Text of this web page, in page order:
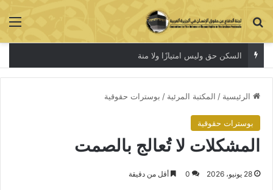
بحث عن
السكن حق وليس امتيازًا ولا منة
الرئيسية / المكتبة المرئية / بوسترات حقوقية
بوسترات حقوقية
المشكلات لا تُعالج بالصمت
28 يونيو، 2026 0 أقل من دقيقة